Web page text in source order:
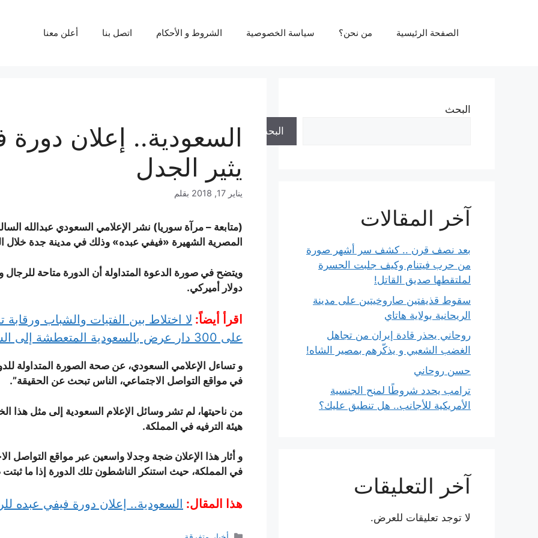
الصفحة الرئيسية من نحن؟ سياسة الخصوصية الشروط و الأحكام اتصل بنا أعلن معنا
السعودية.. إعلان
يثير الجدل
يناير 17, 2018 بقلم
(متابعة – مرآة سوريا) نشر الإعلامي السعودي عبدالله
المصرية الشهيرة «فيفي عبده» وذلك في مدينة جدة خلال الفترة من 17 حتى
دولار أميركي.
اقرأ أيضاً: لا اختلاط بين الفتيات والشباب
على 300 دار عرض بالسعودية المتعطشة إلى السينما
و تساءل الإعلامي السعودي، عن صحة الصورة المتداولة
في مواقع التواصل الاجتماعي، الناس تبحث عن الحقيقة”.
من ناحيتها، لم تشر وسائل الإعلام السعودية إلى مثل
هيئة الترفيه في المملكة.
و أثار هذا الإعلان ضجة وجدلا واسعين عبر مواقع التواصل
في المملكة، حيث استنكر الناشطون تلك الدورة إذا ما
هذا المقال: السعودية.. إعلان دورة فيفي عبده
التصنيفات
البحث
البحث
آخر المقالات
بعد نصف قرن .. كشف سر أشهر صورة
من حرب فيتنام وكيف جلبت الحسرة
لملتقطها صديق القاتل!
سقوط قذيفتين صاروخيتين على مدينة
الريحانية بولاية هاتاي
روحاني يحذر قادة إيران من تجاهل
الغضب الشعبي و يذكّرهم بمصير الشاه!
حسن روحاني
ترامب يحدد شروطًا لمنح الجنسية
الأمريكية للأجانب.. هل تنطبق عليك؟
آخر التعليقات
لا توجد تعليقات للعرض.